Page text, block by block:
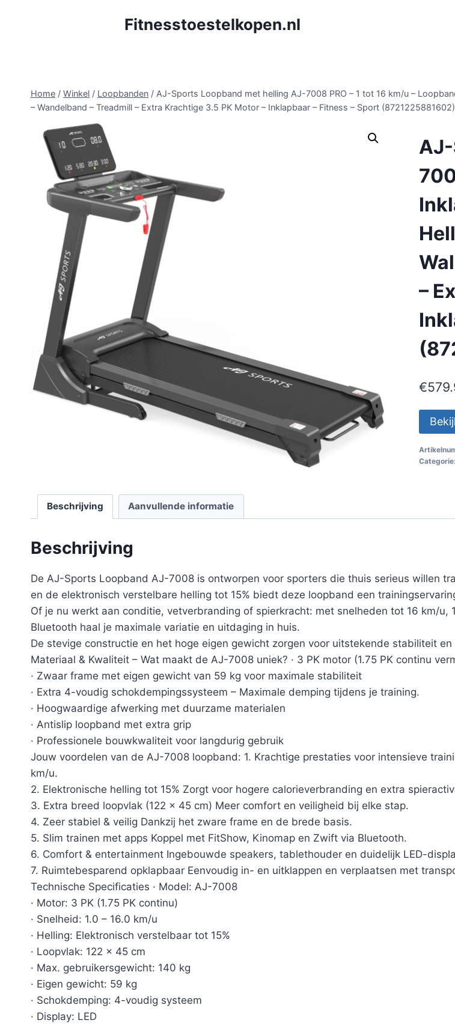
Fitnesstoestelkopen.nl
Home / Winkel / Loopbanden / AJ-Sports Loopband met helling AJ-7008 PRO – 1 tot 16 km/u –
– Wandelband – Treadmill – Extra Krachtige 3.5 PK Motor – Inklapbaar – Fitness – Sport (8721225881602)
–
€
Categorie:
Beschrijving Aanvullende informatie
Beschrijving
De AJ-Sports Loopband AJ-7008 is ontworpen voor sporters die thuis serieus willen
en de elektronisch verstelbare helling tot 15% biedt deze loopband een
Of je nu werkt aan conditie, vetverbranding of spierkracht: met snelheden tot 16 km/u,
Bluetooth haal je maximale variatie en uitdaging in huis.
De stevige constructie en het hoge eigen gewicht zorgen voor uitstekende stabiliteit
Materiaal & Kwaliteit – Wat maakt de AJ-7008 uniek? · 3 PK motor (1.75 PK continu
· Zwaar frame met eigen gewicht van 59 kg voor maximale stabiliteit
· Extra 4-voudig schokdempingssysteem – Maximale demping tijdens je training.
· Hoogwaardige afwerking met duurzame materialen
· Antislip loopband met extra grip
· Professionele bouwkwaliteit voor langdurig gebruik
Jouw voordelen van de AJ-7008 loopband: 1. Krachtige prestaties voor intensieve
km/u.
2. Elektronische helling tot 15% Zorgt voor hogere calorieverbranding en extra
3. Extra breed loopvlak (122 × 45 cm) Meer comfort en veiligheid bij elke stap.
4. Zeer stabiel & veilig Dankzij het zware frame en de brede basis.
5. Slim trainen met apps Koppel met FitShow, Kinomap en Zwift via Bluetooth.
6. Comfort & entertainment Ingebouwde speakers, tablethouder en duidelijk LED-
7. Ruimtebesparend opklapbaar Eenvoudig in- en uitklappen en verplaatsen met
Technische Specificaties · Model: AJ-7008
· Motor: 3 PK (1.75 PK continu)
· Snelheid: 1.0 – 16.0 km/u
· Helling: Elektronisch verstelbaar tot 15%
· Loopvlak: 122 × 45 cm
· Max. gebruikersgewicht: 140 kg
· Eigen gewicht: 59 kg
· Schokdemping: 4-voudig systeem
· Display: LED